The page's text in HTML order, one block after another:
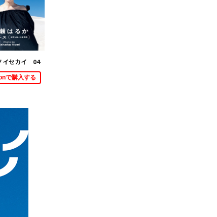
イセカイ 04
で購入する